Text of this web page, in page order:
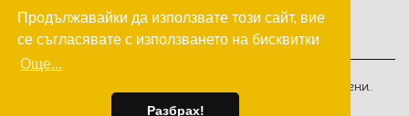
Продължавайки да използвате този сайт, вие
се съгласявате с използването на бисквитки
Още...
Разбрах!
Любими
. Всички права запазени.